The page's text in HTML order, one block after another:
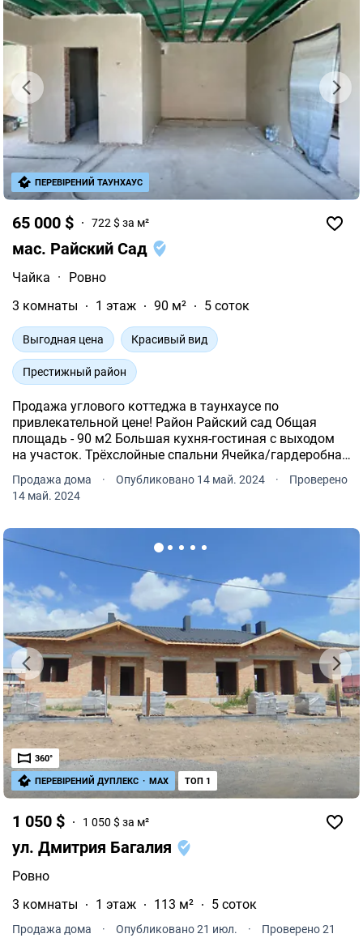
65 000 $ 722 $ за м²
мас. Райский Сад
Чайка ·
Ровно
3 комнаты
1 этаж 90 м² 5 соток
Выгодная цена Красивый вид
Престижный район
Продажа углового коттеджа в таунхаусе по
привлекательной цене! Район Райский сад Общая
площадь - 90 м2 Большая кухня-гостиная с выходом
на участок. Трёхслойные спальни Ячейка/гардеробная
10 кВт, септик и скважина.
Продажа дома · Опубликовано 14 май. 2024 ·
Проверено
14 май. 2024
ПЕРЕВІРЕНИЙ ТАУНХАУС
1 050 $ 1 050 $ за м²
ул. Дмитрия Багалия
Ровно
3 комнаты
1 этаж 113 м² 5 соток
Продажа дома · Опубликовано 21 июл. ·
Проверено 21
360°
ПЕРЕВІРЕНИЙ ДУПЛЕКС · MAX ТОП 1